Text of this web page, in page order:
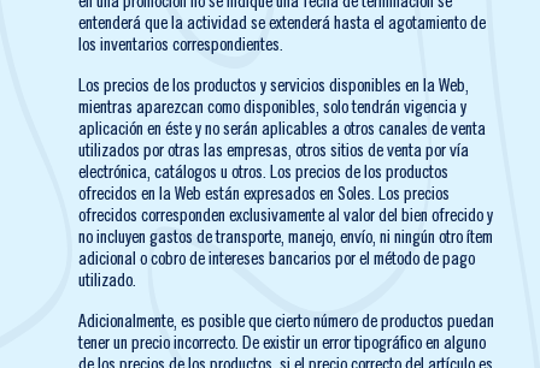
entenderá que la actividad se extenderá hasta el agotamiento de
los inventarios correspondientes.
Los precios de los productos y servicios disponibles en la Web,
mientras aparezcan como disponibles, solo tendrán vigencia y
aplicación en éste y no serán aplicables a otros canales de venta
utilizados por otras las empresas, otros sitios de venta por vía
electrónica, catálogos u otros. Los precios de los productos
ofrecidos en la Web están expresados en Soles. Los precios
ofrecidos corresponden exclusivamente al valor del bien ofrecido y
no incluyen gastos de transporte, manejo, envío, ni ningún otro ítem
adicional o cobro de intereses bancarios por el método de pago
utilizado.
Adicionalmente, es posible que cierto número de productos puedan
tener un precio incorrecto. De existir un error tipográfico en alguno